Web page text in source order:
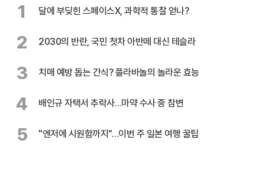
1 달에 부딪힌 스페이스X, 과학적 통찰 얻나?
2 2030의 반란, 국민 첫차 아반떼 대신 테슬라
3 치매 예방 돕는 간식? 플라바놀의 놀라운 효능
4 배인규 자택서 추락사…마약 수사 중 참변
5 "엔저에 시원함까지"…이번 주 일본 여행 꿀팁